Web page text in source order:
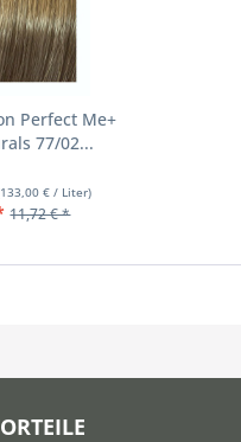
Perfect Me+
77/02...
€ / Liter)
11,72 € *